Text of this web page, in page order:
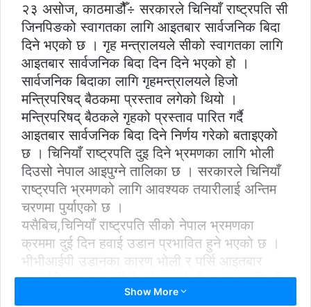
२३ असोज, काठमाडौैँ÷ सरकारले चिनियाँ राष्ट्रपति सी
जिनपिङको स्वागतका लागि आइतबार सार्वजनिक बिदा
दिने भएको छ । गृह मन्त्रालयले सीको स्वागतका लागि
आइतबार सार्वजनिक बिदा दिन दिने भएको हो ।
सार्वजनिक बिदाका लागि गृहमन्त्रालयले हिजो
मन्त्रिपरिषद् बैठकमा प्रस्ताव लगेको थियो ।
मन्त्रिपरिषद् बैठकले गृहको प्रस्ताव पारित गर्दै
आइतबार सार्वजनिक बिदा दिने निर्णय गरेको बताइएको
छ । चिनियाँ राष्ट्रपति दुइ दिने भ्रमणका लागि भोली
दिउसो नेपाल आइपुग्ने तालिका छ । सरकारले चिनियाँ
राष्ट्रपति भ्रमणको लागि आवश्यक तयारीलाई अन्तिम
चरणमा पुर्याएको छ ।
यसैबिच,चिनियाँ राष्ट्रपति सीको नेपाल भ्रमणका
क्रममा दुई दिन हवाई उडान प्रभावित हुने भएको छ ।
भीभीआईपी उडानका कारण भोली र पर्सि आइतबार
अन्तर्राष्ट्रिय उडान डिले हुने भएको हो । राष्ट्रपति सी
सवार भीभीआईपी जेट विमान आउने बेला दुई घण्टा कुनै
Show More